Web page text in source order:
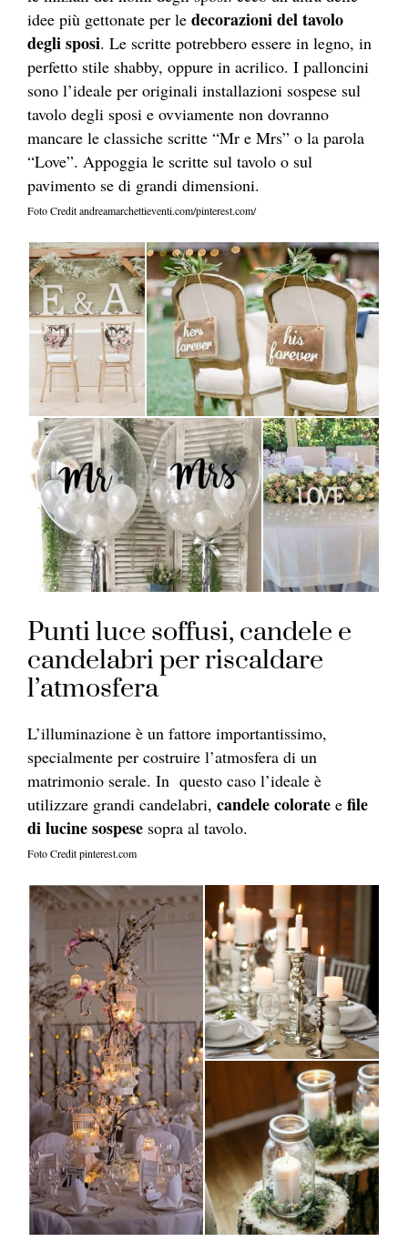
idee più gettonate per le decorazioni del tavolo
degli sposi. Le scritte potrebbero essere in legno, in
perfetto stile shabby, oppure in acrilico. I palloncini
sono l’ideale per originali installazioni sospese sul
tavolo degli sposi e ovviamente non dovranno
mancare le classiche scritte “Mr e Mrs” o la parola
“Love”. Appoggia le scritte sul tavolo o sul
pavimento se di grandi dimensioni.
Foto Credit andreamarchettieventi.com/pinterest.com/
Punti luce soffusi, candele e
candelabri per riscaldare
l’atmosfera
L’illuminazione è un fattore importantissimo,
specialmente per costruire l’atmosfera di un
matrimonio serale. In questo caso l’ideale è
utilizzare grandi candelabri, candele colorate e file
di lucine sospese sopra al tavolo.
Foto Credit pinterest.com